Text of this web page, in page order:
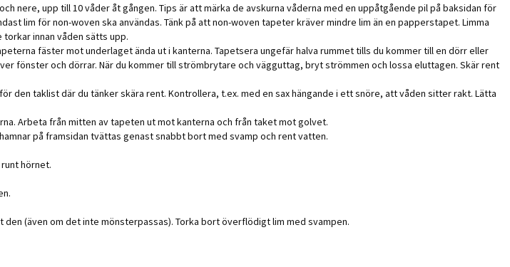
nere, upp till 10 våder åt gången. Tips är att märka de avskurna våderna med en uppåtgående pil på baksidan för
lim för non-woven ska användas. Tänk på att non-woven tapeter kräver mindre lim än en papperstapet. Limma
innan våden sätts upp.
fäster mot underlaget ända ut i kanterna. Tapetsera ungefär halva rummet tills du kommer till en dörr eller
fönster och dörrar. När du kommer till strömbrytare och vägguttag, bryt strömmen och lossa eluttagen. Skär rent
den taklist där du tänker skära rent. Kontrollera, t.ex. med en sax hängande i ett snöre, att våden sitter rakt. Lätta
Arbeta från mitten av tapeten ut mot kanterna och från taket mot golvet.
på framsidan tvättas genast snabbt bort med svamp och rent vatten.
hörnet.
(även om det inte mönsterpassas). Torka bort överflödigt lim med svampen.